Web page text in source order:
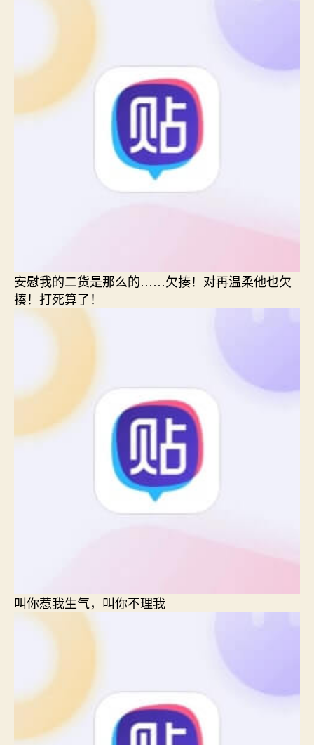
安慰我的二货是那么的……欠揍！对再温柔他也欠
揍！打死算了！
叫你惹我生气，叫你不理我